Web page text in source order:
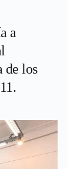
a
de los